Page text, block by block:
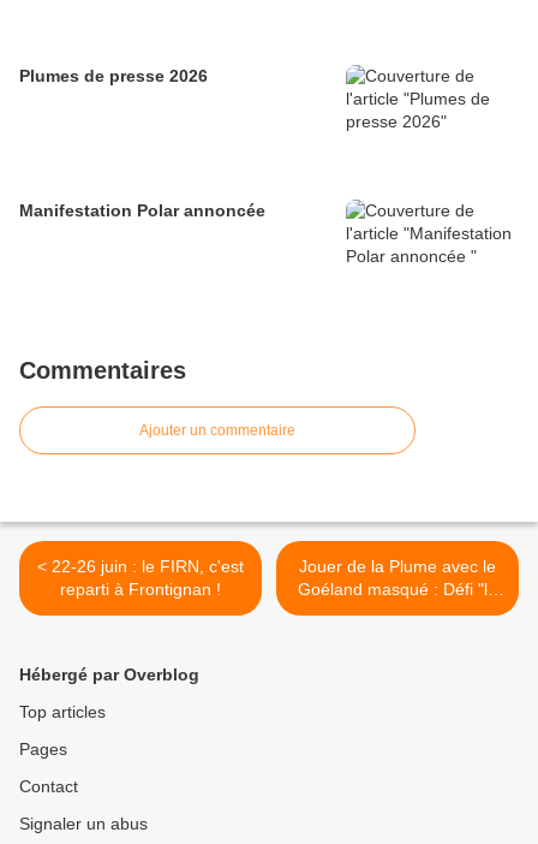
Plumes de presse 2026
Manifestation Polar annoncée
Commentaires
Ajouter un commentaire
< 22-26 juin : le FIRN, c'est
reparti à Frontignan !
Jouer de la Plume avec le
Goéland masqué : Défi "le
Goéland rocké" >
Hébergé par Overblog
Top articles
Pages
Contact
Signaler un abus